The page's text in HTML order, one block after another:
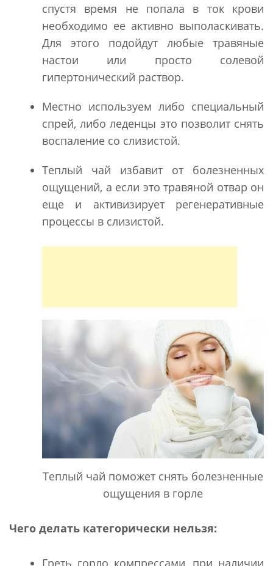
спустя время не попала в ток крови
необходимо ее активно выполаскивать.
Для этого подойдут любые травяные
настои или просто солевой
гипертонический раствор.
Местно используем либо специальный
спрей, либо леденцы это позволит снять
воспаление со слизистой.
Теплый чай избавит от болезненных
ощущений, а если это травяной отвар он
еще и активизирует регенеративные
процессы в слизистой.
Теплый чай поможет снять болезненные
ощущения в горле
Чего делать категорически нельзя:
Греть горло компрессами, при наличии